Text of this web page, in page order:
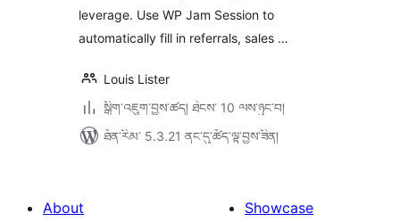
leverage. Use WP Jam Session to
automatically fill in referrals, sales …
Louis Lister
སྒྲིག་འཇུག་བྱས་ཚད། ཐེངས་ 10 ལས་ཉུང་བ།
ཐོན་རིམ་ 5.3.21 ནང་དུ་ཚོད་ལྟ་བྱས་ཟིན།
About
Showcase